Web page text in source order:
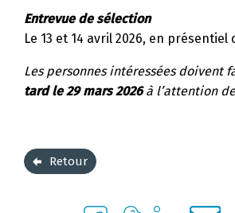
Entrevue de sélection
Le 13 et 14 avril 2026, en présentiel
Les personnes intéressées
tard le 29 mars 2026à l’attention
Retour